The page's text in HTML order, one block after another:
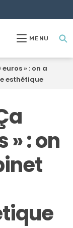
MENU
euros » : on a
esthétique
» : on